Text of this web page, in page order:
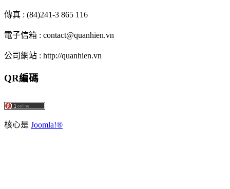
傳真 : (84)241-3 865 116
電子信箱 : contact@quanhien.vn
公司網站 : http://quanhien.vn
QR編碼
核心是 Joomla!®